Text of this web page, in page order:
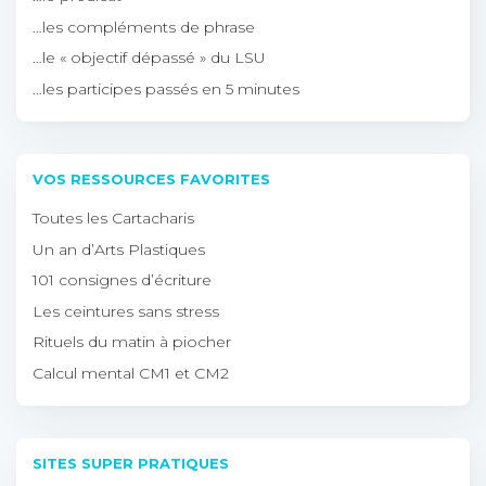
…les compléments de phrase
…le « objectif dépassé » du LSU
…les participes passés en 5 minutes
VOS RESSOURCES FAVORITES
Toutes les Cartacharis
Un an d’Arts Plastiques
101 consignes d’écriture
Les ceintures sans stress
Rituels du matin à piocher
Calcul mental CM1 et CM2
SITES SUPER PRATIQUES